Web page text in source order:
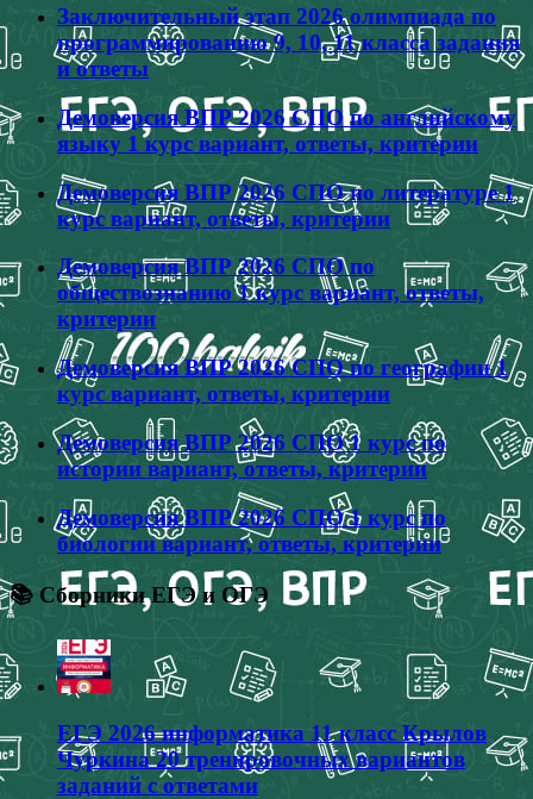
Заключительный этап 2026 олимпиада по
программированию 9, 10, 11 класса задания
и ответы
Демоверсия ВПР 2026 СПО по английскому
языку 1 курс вариант, ответы, критерии
Демоверсия ВПР 2026 СПО по литературе 1
курс вариант, ответы, критерии
Демоверсия ВПР 2026 СПО по
обществознанию 1 курс вариант, ответы,
критерии
Демоверсия ВПР 2026 СПО по географии 1
курс вариант, ответы, критерии
Демоверсия ВПР 2026 СПО 1 курс по
истории вариант, ответы, критерии
Демоверсия ВПР 2026 СПО 1 курс по
биологии вариант, ответы, критерии
📚 Сборники ЕГЭ и ОГЭ
ЕГЭ 2026 информатика 11 класс Крылов
Чуркина 20 тренировочных вариантов
заданий с ответами